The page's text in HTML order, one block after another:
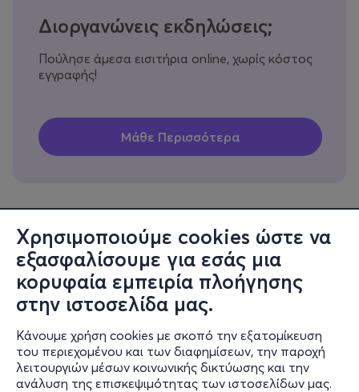
Χρησιμοποιούμε cookies ώστε να
εξασφαλίσουμε για εσάς μια
κορυφαία εμπειρία πλοήγησης
στην ιστοσελίδα μας.
Κάνουμε χρήση cookies με σκοπό την εξατομίκευση
του περιεχομένου και των διαφημίσεων, την παροχή
λειτουργιών μέσων κοινωνικής δικτύωσης και την
ανάλυση της επισκεψιμότητας των ιστοσελίδων μας.
Διοργανώνεις εκδηλώσεις;
Πούλησε άμεσα εισιτήρια online, χωρίς κόστος
εγγραφής!
Πληροφορίες
Υποστήριξη
Stay Connected